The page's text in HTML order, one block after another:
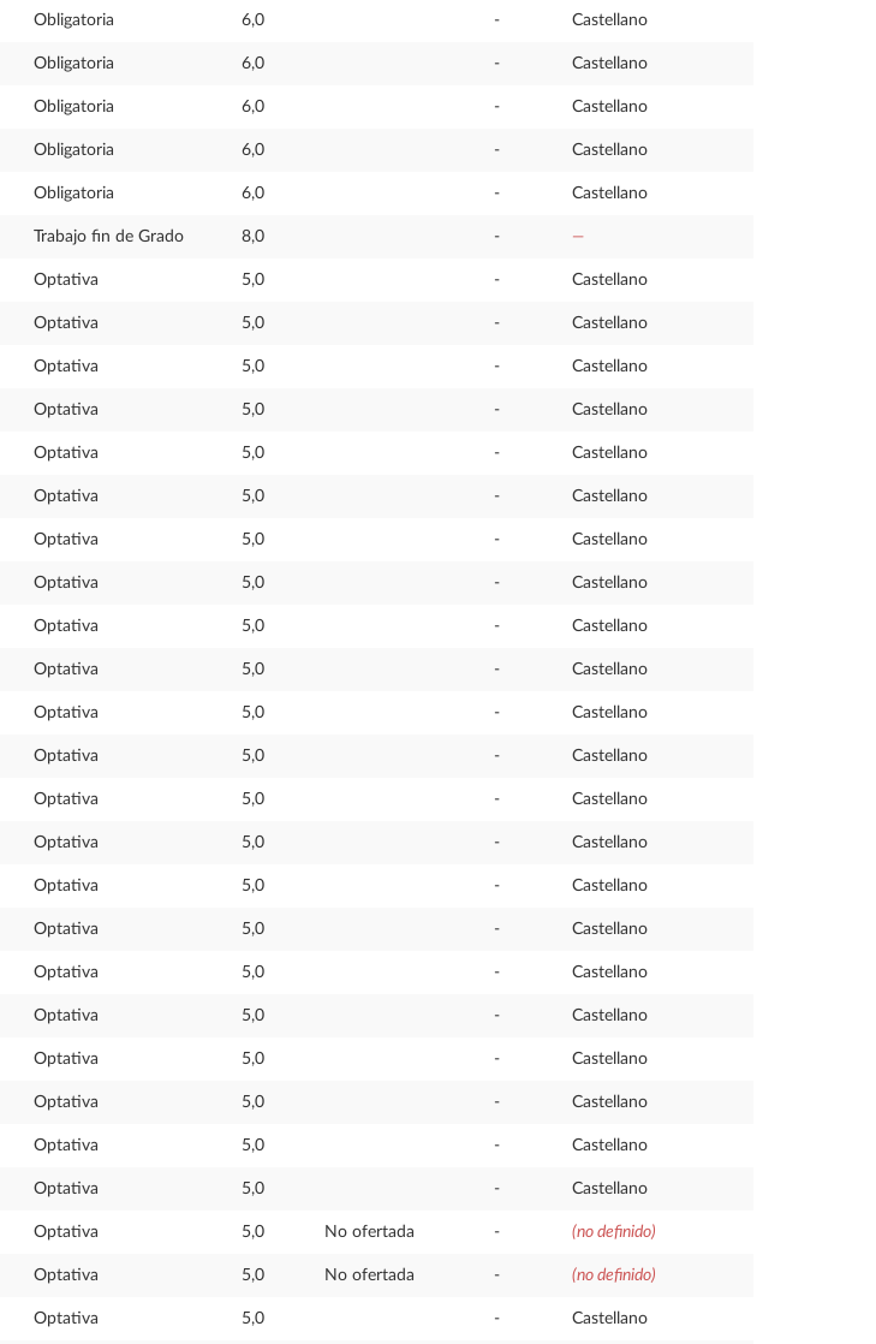
Obligatoria 6,0 - Castellano
Obligatoria 6,0 - Castellano
Obligatoria 6,0 - Castellano
Obligatoria 6,0 - Castellano
Obligatoria 6,0 - Castellano
Trabajo fin de Grado 8,0 - —
Optativa 5,0 - Castellano
Optativa 5,0 - Castellano
Optativa 5,0 - Castellano
Optativa 5,0 - Castellano
Optativa 5,0 - Castellano
Optativa 5,0 - Castellano
Optativa 5,0 - Castellano
Optativa 5,0 - Castellano
Optativa 5,0 - Castellano
Optativa 5,0 - Castellano
Optativa 5,0 - Castellano
Optativa 5,0 - Castellano
Optativa 5,0 - Castellano
Optativa 5,0 - Castellano
Optativa 5,0 - Castellano
Optativa 5,0 - Castellano
Optativa 5,0 - Castellano
Optativa 5,0 - Castellano
Optativa 5,0 - Castellano
Optativa 5,0 - Castellano
Optativa 5,0 - Castellano
Optativa 5,0 - Castellano
Optativa 5,0 No ofertada - (no definido)
Optativa 5,0 No ofertada - (no definido)
Optativa 5,0 - Castellano